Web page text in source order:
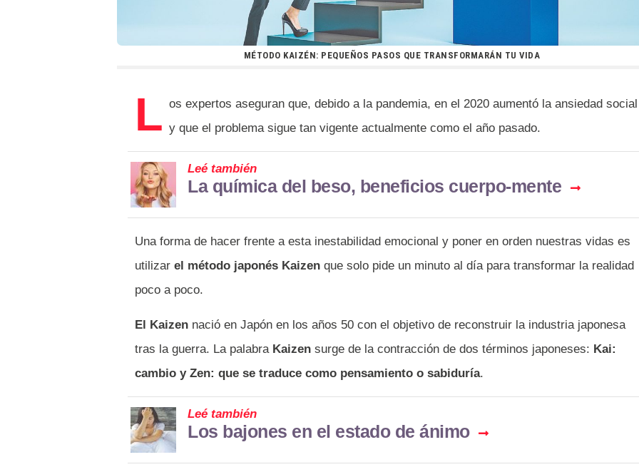
MÉTODO KAIZÉN: PEQUEÑOS PASOS QUE TRANSFORMARÁN TU VIDA
L os expertos aseguran que, debido a la pandemia, en el 2020 aumentó la ansiedad social
y que el problema sigue tan vigente actualmente como el año pasado.
Leé también
La química del beso, beneficios cuerpo-mente
Una forma de hacer frente a esta inestabilidad emocional y poner en orden nuestras vidas es
utilizar el método japonés Kaizen que solo pide un minuto al día para transformar la realidad
poco a poco.
El Kaizen nació en Japón en los años 50 con el objetivo de reconstruir la industria japonesa
tras la guerra. La palabra Kaizen surge de la contracción de dos términos japoneses: Kai:
cambio y Zen: que se traduce como pensamiento o sabiduría.
Leé también
Los bajones en el estado de ánimo